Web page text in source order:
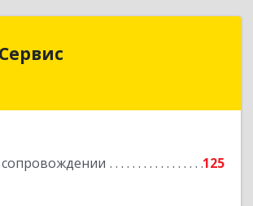
125
край, Рубцовск г, Алтайская